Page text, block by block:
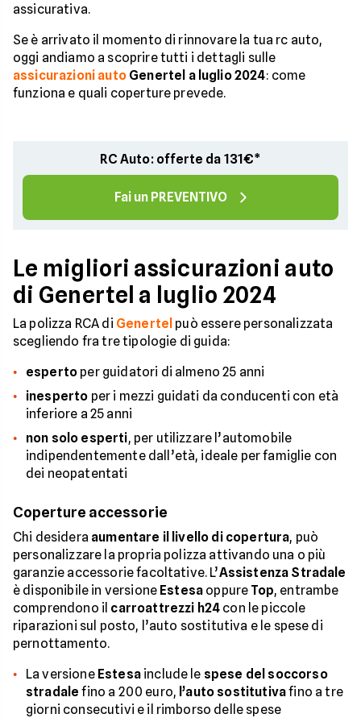
assicurativa.
Se è arrivato il momento di rinnovare la tua rc auto,
oggi andiamo a scoprire tutti i dettagli sulle
assicurazioni auto Genertel a luglio 2024: come
funziona e quali coperture prevede.
RC Auto: offerte da 131€*
Fai un PREVENTIVO
Le migliori assicurazioni auto
di Genertel a luglio 2024
La polizza RCA di Genertel può essere personalizzata
scegliendo fra tre tipologie di guida:
esperto per guidatori di almeno 25 anni
inesperto per i mezzi guidati da conducenti con età
inferiore a 25 anni
non solo esperti, per utilizzare l’automobile
indipendentemente dall’età, ideale per famiglie con
dei neopatentati
Coperture accessorie
Chi desidera aumentare il livello di copertura, può
personalizzare la propria polizza attivando una o più
garanzie accessorie facoltative. L’Assistenza Stradale
è disponibile in versione Estesa oppure Top, entrambe
comprendono il carroattrezzi h24 con le piccole
riparazioni sul posto, l’auto sostitutiva e le spese di
pernottamento.
La versione Estesainclude le spese del soccorso
stradale fino a 200 euro, l’auto sostitutivafino a tre
giorni consecutivi e il rimborso delle spese